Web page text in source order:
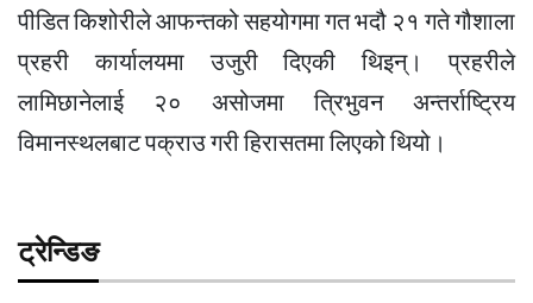
पीडित किशोरीले आफन्तको सहयोगमा गत भदौ २१ गते गौशाला
प्रहरी कार्यालयमा उजुरी दिएकी थिइन्। प्रहरीले
लामिछानेलाई २० असोजमा त्रिभुवन अन्तर्राष्ट्रिय
विमानस्थलबाट पक्राउ गरी हिरासतमा लिएको थियो।
ट्रेन्डिङ